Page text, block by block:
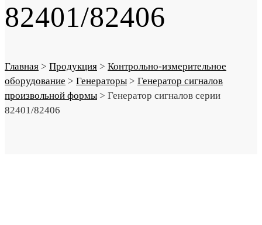
82401/82406
Главная > Продукция > Контрольно-измерительное
оборудование > Генераторы > Генератор сигналов
произвольной формы > Генератор сигналов серии
82401/82406